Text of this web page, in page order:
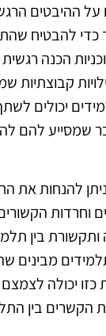
ההיבטים
להבטיח
הכנה
קבוצתיות
יכולים
שמסייע להם
להנחות את
הקשורים
בין
מבינים
כזו יכולה
הקשרים בין